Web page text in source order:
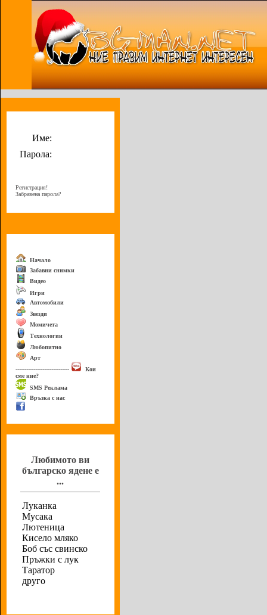
Име:
Парола:
Регистрация!
Забравена парола?
Начало
Забавни снимки
Видео
Игри
Автомобили
Звезди
Момичета
Технологии
Любопитно
Арт
------------------------------
Кои
сме ние?
SMS Реклама
Връзка с нас
Любимото ви
българско ядене е
...
Луканка
Мусака
Лютеница
Кисело мляко
Боб със свинско
Пръжки с лук
Таратор
друго